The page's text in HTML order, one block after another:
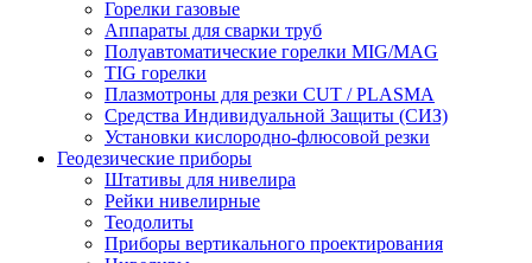
Горелки газовые
Аппараты для сварки труб
Полуавтоматические горелки MIG/MAG
TIG горелки
Плазмотроны для резки CUT / PLASMA
Средства Индивидуальной Защиты (СИЗ)
Установки кислородно-флюсовой резки
Геодезические приборы
Штативы для нивелира
Рейки нивелирные
Теодолиты
Приборы вертикального проектирования